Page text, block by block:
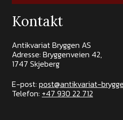
Kontakt
Antikvariat Bryggen AS
Adresse: Bryggenveien 42,
1747 Skjeberg
E-post: post@antikvariat-
Telefon: +47 930 22 712